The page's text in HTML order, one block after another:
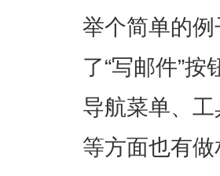
举个简单的
了“写邮件”
导航菜单、
等方面也有